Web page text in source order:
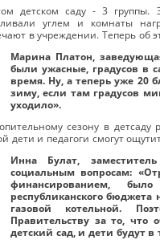
детском саду - 3
углем и комнаты
в учреждении. Теперь об
Марина Платон,
были ужасные, градусов в
время. Ну, а теперь уже 20
зиму, если там градусов
уходило».
сезону в
дети и педагоги смогут
Инна Булат,
социальным вопросам:
финансированием,
республиканского бюджета
газовой котельной.
Правительству за то, что
детский сад, и дети будут в